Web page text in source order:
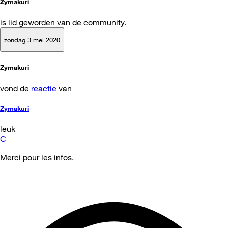
Zymakuri
is lid geworden van de community.
zondag 3 mei 2020
Zymakuri
vond de reactie van
Zymakuri
leuk
C
Merci pour les infos.